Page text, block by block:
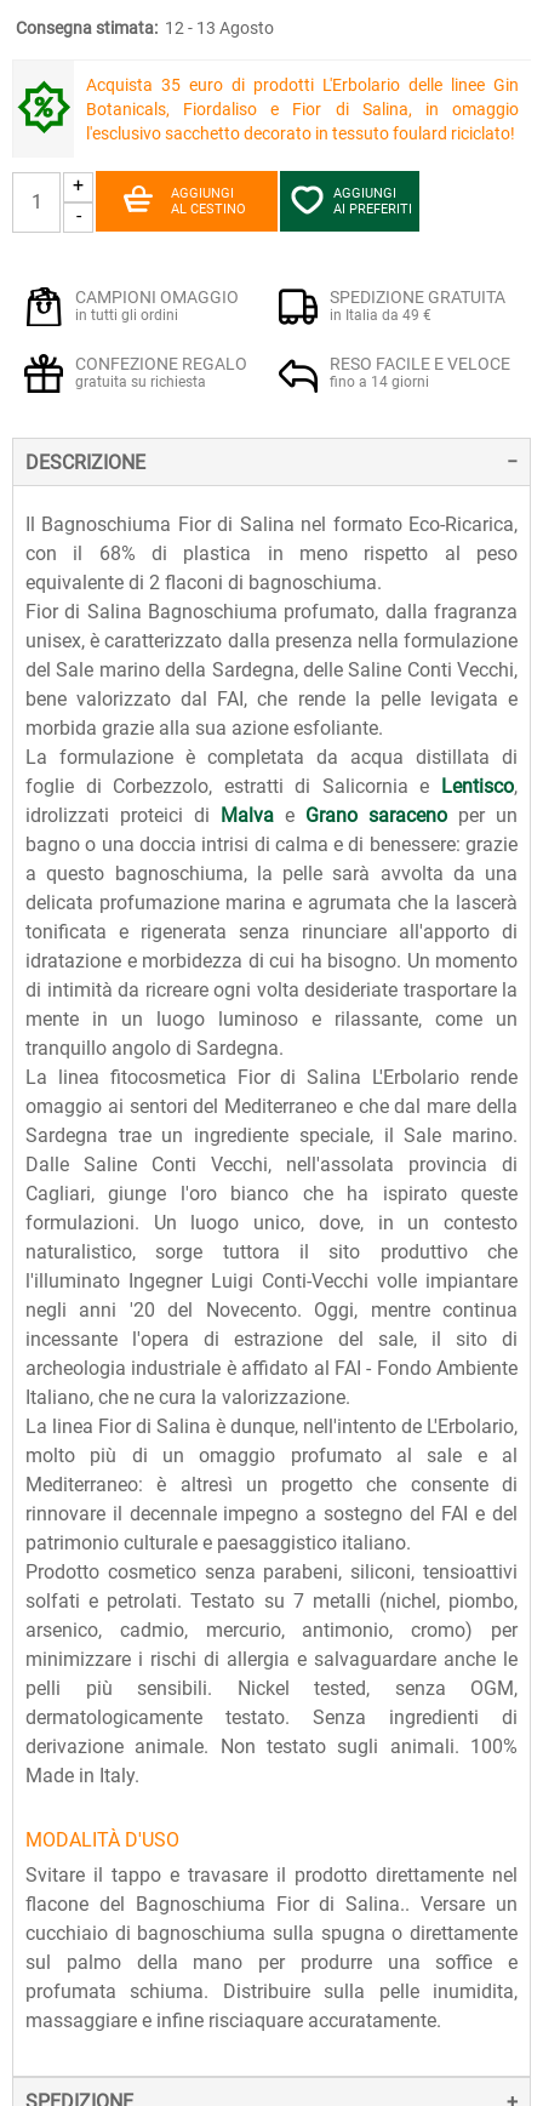
Consegna stimata: 12 - 13 Agosto
Acquista 35 euro di prodotti L'Erbolario delle linee Gin
Botanicals, Fiordaliso e Fior di Salina, in omaggio
l'esclusivo sacchetto decorato in tessuto foulard riciclato!
+
-
AGGIUNGI
AL CESTINO
AGGIUNGI
AI PREFERITI
CAMPIONI OMAGGIO
in tutti gli ordini
SPEDIZIONE GRATUITA
in Italia da 49 €
CONFEZIONE REGALO
gratuita su richiesta
RESO FACILE E VELOCE
fino a 14 giorni
DESCRIZIONE
Il Bagnoschiuma Fior di Salina nel formato Eco-Ricarica,
con il 68% di plastica in meno rispetto al peso
equivalente di 2 flaconi di bagnoschiuma.
Fior di Salina Bagnoschiuma profumato, dalla fragranza
unisex, è caratterizzato dalla presenza nella formulazione
del Sale marino della Sardegna, delle Saline Conti Vecchi,
bene valorizzato dal FAI, che rende la pelle levigata e
morbida grazie alla sua azione esfoliante.
La formulazione è completata da acqua distillata di
foglie di Corbezzolo, estratti di Salicornia e Lentisco,
idrolizzati proteici di Malva e Grano saraceno per un
bagno o una doccia intrisi di calma e di benessere: grazie
a questo bagnoschiuma, la pelle sarà avvolta da una
delicata profumazione marina e agrumata che la lascerà
tonificata e rigenerata senza rinunciare all'apporto di
idratazione e morbidezza di cui ha bisogno. Un momento
di intimità da ricreare ogni volta desideriate trasportare la
mente in un luogo luminoso e rilassante, come un
tranquillo angolo di Sardegna.
La linea fitocosmetica Fior di Salina L'Erbolario rende
omaggio ai sentori del Mediterraneo e che dal mare della
Sardegna trae un ingrediente speciale, il Sale marino.
Dalle Saline Conti Vecchi, nell'assolata provincia di
Cagliari, giunge l'oro bianco che ha ispirato queste
formulazioni. Un luogo unico, dove, in un contesto
naturalistico, sorge tuttora il sito produttivo che
l'illuminato Ingegner Luigi Conti-Vecchi volle impiantare
negli anni '20 del Novecento. Oggi, mentre continua
incessante l'opera di estrazione del sale, il sito di
archeologia industriale è affidato al FAI - Fondo Ambiente
Italiano, che ne cura la valorizzazione.
La linea Fior di Salina è dunque, nell'intento de L'Erbolario,
molto più di un omaggio profumato al sale e al
Mediterraneo: è altresì un progetto che consente di
rinnovare il decennale impegno a sostegno del FAI e del
patrimonio culturale e paesaggistico italiano.
Prodotto cosmetico senza parabeni, siliconi, tensioattivi
solfati e petrolati. Testato su 7 metalli (nichel, piombo,
arsenico, cadmio, mercurio, antimonio, cromo) per
minimizzare i rischi di allergia e salvaguardare anche le
pelli più sensibili. Nickel tested, senza OGM,
dermatologicamente testato. Senza ingredienti di
derivazione animale. Non testato sugli animali. 100%
Made in Italy.
MODALITÀ D'USO
Svitare il tappo e travasare il prodotto direttamente nel
flacone del Bagnoschiuma Fior di Salina.. Versare un
cucchiaio di bagnoschiuma sulla spugna o direttamente
sul palmo della mano per produrre una soffice e
profumata schiuma. Distribuire sulla pelle inumidita,
massaggiare e infine risciaquare accuratamente.
SPEDIZIONE